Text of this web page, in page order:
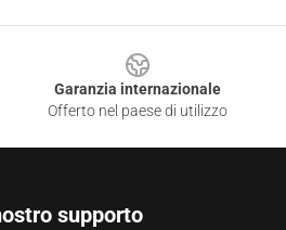
Garanzia internazionale
Offerto nel paese di utilizzo
supporto